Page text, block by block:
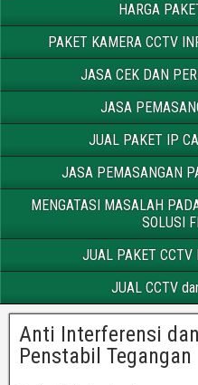
HARGA
PAKET KAMERA CCTV
JASA CEK DAN
JASA
JUAL PAKET IP
JASA PEMASANGAN
MENGATASI MASALAH
SOLUSI
JUAL PAKET CCTV
JUAL CCTV
Anti Interferensi
Penstabil Tegangan